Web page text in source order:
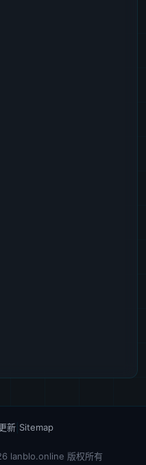
新| Sitemap
lanblo.online 版权所有